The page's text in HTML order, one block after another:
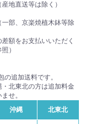
地直送等は除く）
部、京楽焼植木鉢等除
額をお支払いいただく
）
追加送料です。
北東北の方は追加料金
せ。
沖縄 北東北